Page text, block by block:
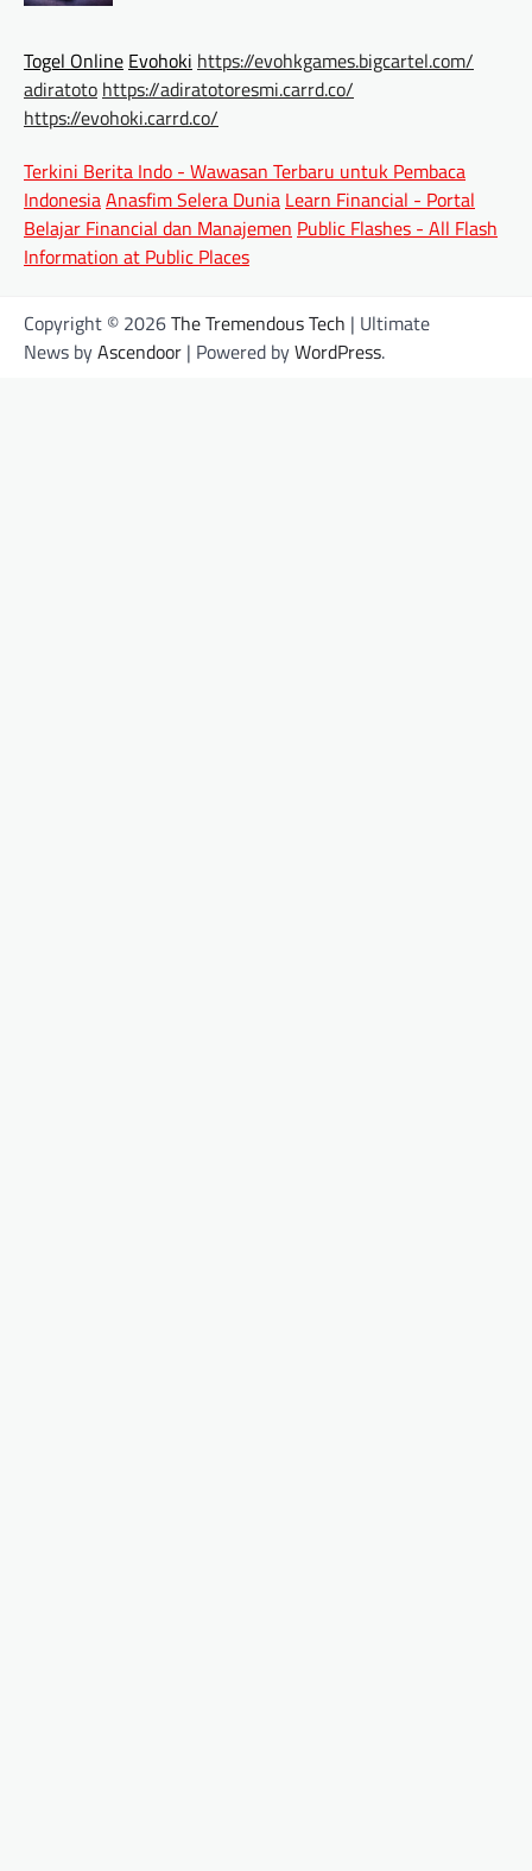
Togel Online Evohoki https://evohkgames.bigcartel.com/
adiratoto https://adiratotoresmi.carrd.co/
https://evohoki.carrd.co/
Terkini Berita Indo - Wawasan Terbaru untuk Pembaca
IndonesiaAnasfim Selera Dunia Learn Financial - Portal
Belajar Financial dan Manajemen Public Flashes - All Flash
Information at Public Places
Copyright © 2026The Tremendous Tech | Ultimate
News byAscendoor | Powered byWordPress.